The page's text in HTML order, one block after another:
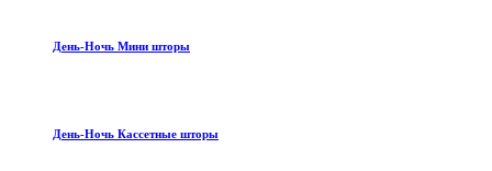
День-Ночь Мини шторы
День-Ночь Кассетные шторы